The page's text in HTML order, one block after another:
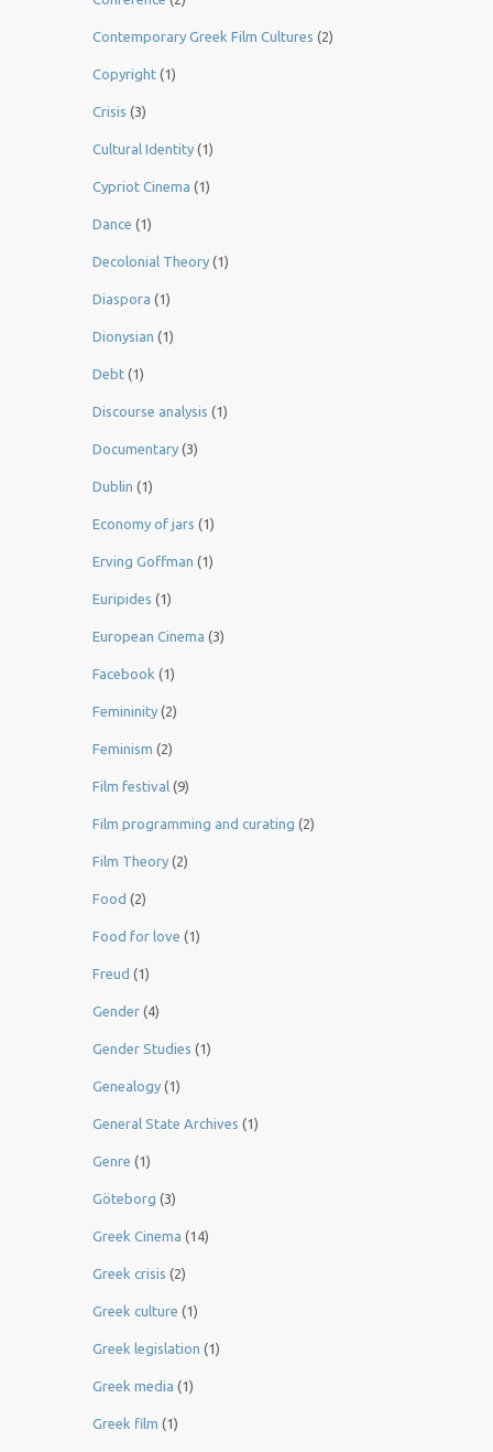
Contemporary Greek Film Cultures (2)
Copyright (1)
Crisis (3)
Cultural Identity (1)
Cypriot Cinema (1)
Dance (1)
Decolonial Theory (1)
Diaspora (1)
Dionysian (1)
Debt (1)
Discourse analysis (1)
Documentary (3)
Dublin (1)
Economy of jars (1)
Erving Goffman (1)
Euripides (1)
European Cinema (3)
Facebook (1)
Femininity (2)
Feminism (2)
Film festival (9)
Film programming and curating (2)
Film Theory (2)
Food (2)
Food for love (1)
Freud (1)
Gender (4)
Gender Studies (1)
Genealogy (1)
General State Archives (1)
Genre (1)
Göteborg (3)
Greek Cinema (14)
Greek crisis (2)
Greek culture (1)
Greek legislation (1)
Greek media (1)
Greek film (1)